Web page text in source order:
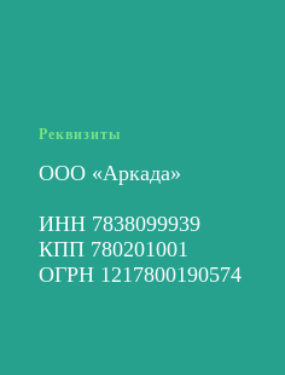
Реквизиты
ООО «Аркада»
ИНН 7838099939
КПП 780201001
ОГРН 1217800190574